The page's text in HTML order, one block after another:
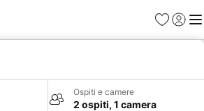
PreferitiAccedi
Ospiti e camere
2 ospiti, 1 camera